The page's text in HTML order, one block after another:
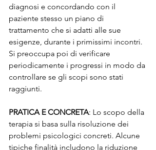
diagnosi e concordando con il
paziente stesso un piano di
trattamento che si adatti alle sue
esigenze, durante i primissimi incontri.
Si preoccupa poi di verificare
periodicamente i progressi in modo da
controllare se gli scopi sono stati
raggiunti.
PRATICA E CONCRETA: Lo scopo della
terapia si basa sulla risoluzione dei
problemi psicologici concreti. Alcune
tipiche finalità includono la riduzione